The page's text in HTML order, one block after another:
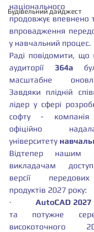
Будівельний дайджест
національного
продовжує впевнено
впровадження
у навчальний процес.
Раді повідомити,
аудиторії 364а
масштабне
Завдяки плідній
лідер у сфері
софту -
офіційно
університету
Відтепер нашим
викладачам
версії
продуктів 2027 року:
· AutoCAD 2027
та потужне
високоточного 2D-